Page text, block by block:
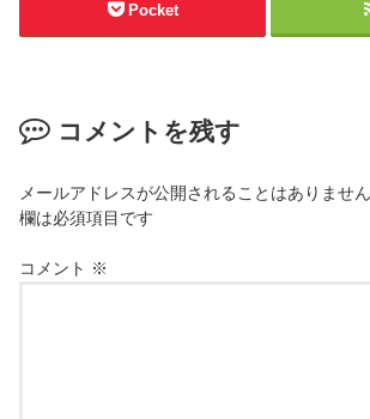
Pocket
コメントを残す
メールアドレスが公開されることはありません
欄は必須項目です
コメント ※